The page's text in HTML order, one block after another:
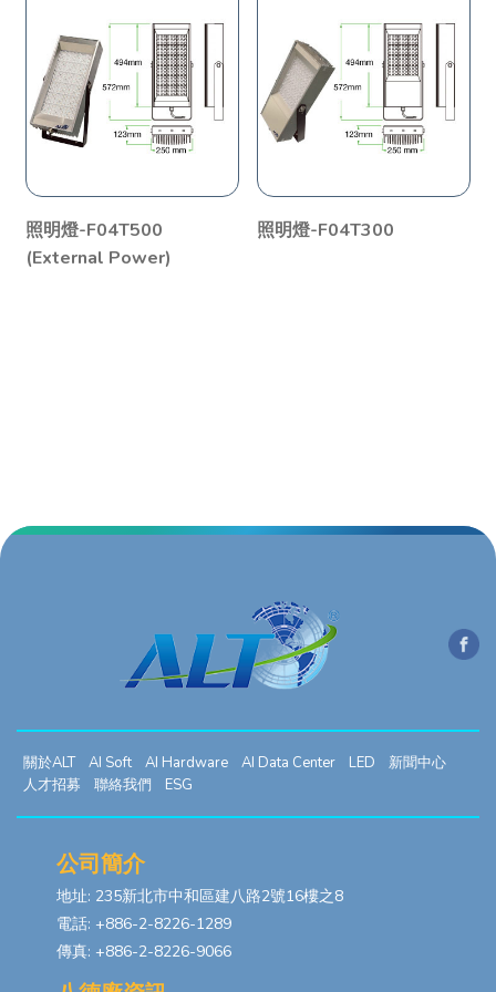
照明燈-F04T500
(External Power)
照明燈-F04T300
關於ALT AI Soft AI Hardware AI Data Center LED
新聞中心
人才招募
聯絡我們 ESG
公司簡介
地址: 235新北市中和區建八路2號16樓之8
電話: +886-2-8226-1289
傳真: +886-2-8226-9066